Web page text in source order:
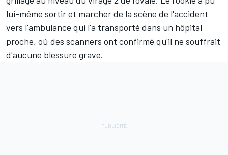
lui-même sortir et marcher de la scène de l'accident
vers l'ambulance qui l'a transporté dans un hôpital
proche, où des scanners ont confirmé qu'il ne souffrait
d'aucune blessure grave.